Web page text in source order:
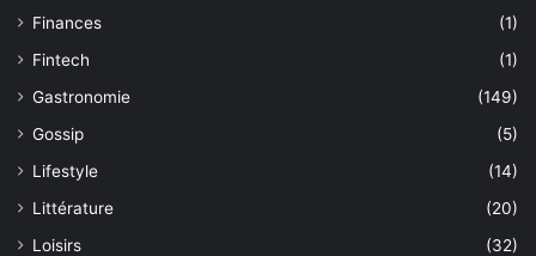
Finances
(1)
Fintech
(1)
Gastronomie
(149)
Gossip
(5)
Lifestyle
(14)
Littérature
(20)
Loisirs
(32)